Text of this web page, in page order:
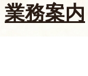
業務案内